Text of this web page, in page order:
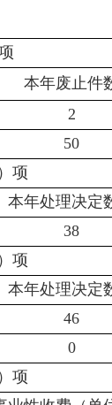
本年废止件
2
50
项
本年处理决定
38
项
本年处理决定
46
0
项